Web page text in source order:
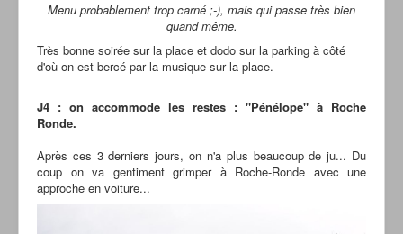
Menu probablement trop carné ;-), mais qui passe très bien
quand même.
Très bonne soirée sur la place et dodo sur la parking à côté
d'où on est bercé par la musique sur la place.
J4 : on accommode les restes : "Pénélope" à Roche
Ronde.
Après ces 3 derniers jours, on n'a plus beaucoup de ju... Du
coup on va gentiment grimper à Roche-Ronde avec une
approche en voiture...